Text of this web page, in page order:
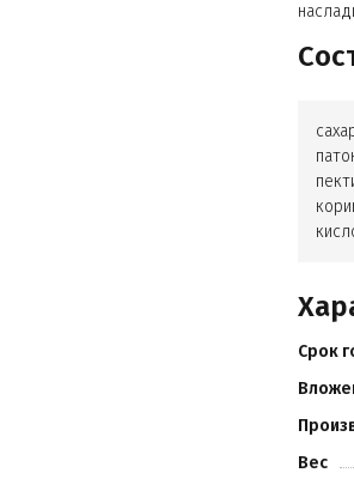
Срок
Вес